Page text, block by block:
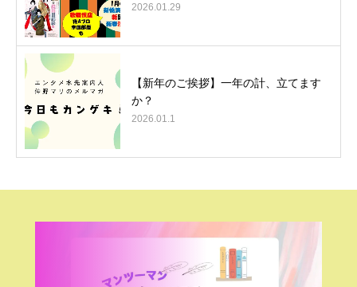
2026.01.29
【新年のご挨拶】一年の計、立てます
か？
2026.01.1